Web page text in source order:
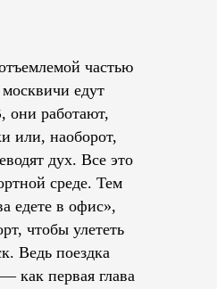
частью
едут
они работают,
или, наоборот,
дух. Все это
среде. Тем
едете в офис»,
чтобы улететь
Ведь поездка
как первая глава